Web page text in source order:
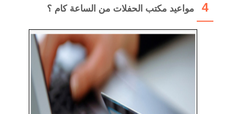
4 مواعيد مكتب الحفلات من الساعة كام ؟